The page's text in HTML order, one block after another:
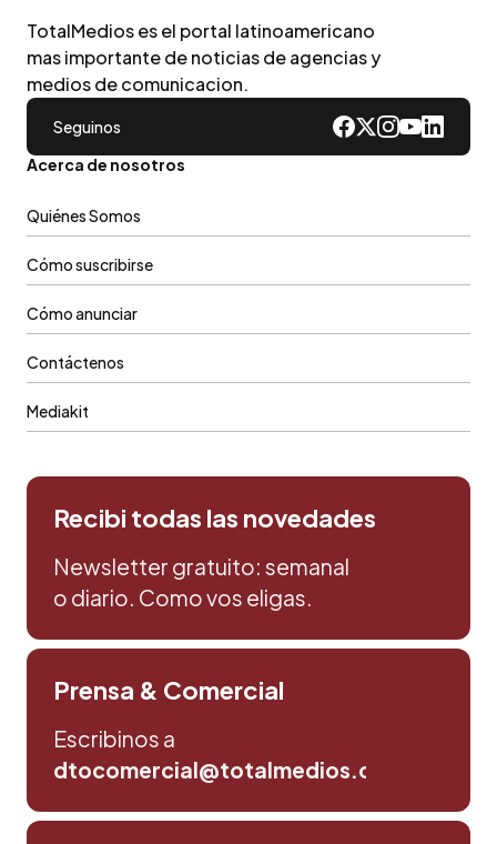
TotalMedios es el portal latinoamericano
mas importante de noticias de agencias y
medios de comunicacion.
Seguinos
Acerca de nosotros
Quiénes Somos
Cómo suscribirse
Cómo anunciar
Contáctenos
Mediakit
Recibi todas las novedades
Newsletter gratuito: semanal
o diario. Como vos eligas.
Prensa & Comercial
Escribinos a
dtocomercial@totalmedios.com